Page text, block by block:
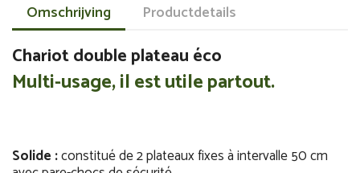
Omschrijving Productdetails
Chariot double plateau éco
Multi-usage, il est utile partout.
Solide :constitué de 2 plateaux fixes à intervalle 50 cm